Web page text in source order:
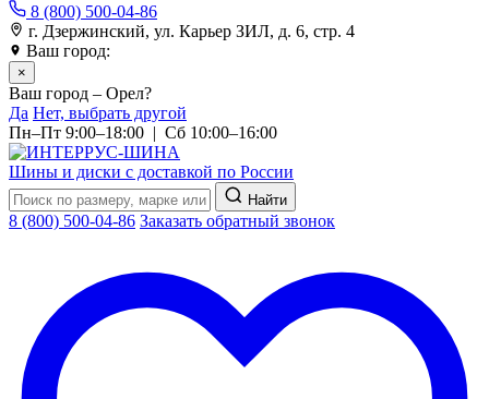
8 (800) 500-04-86
г. Дзержинский, ул. Карьер ЗИЛ, д. 6, стр. 4
Ваш город:
×
Ваш город – Орел?
Да Нет, выбрать другой
Пн–Пт 9:00–18:00 | Сб 10:00–16:00
Шины и диски с доставкой по России
Найти
8 (800) 500-04-86 Заказать обратный звонок